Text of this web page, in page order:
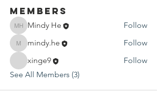
Members
Mindy He
Mindy He Follow
mindy.he
mindy.he
Follow
xinge9
Follow
See All Members (3)